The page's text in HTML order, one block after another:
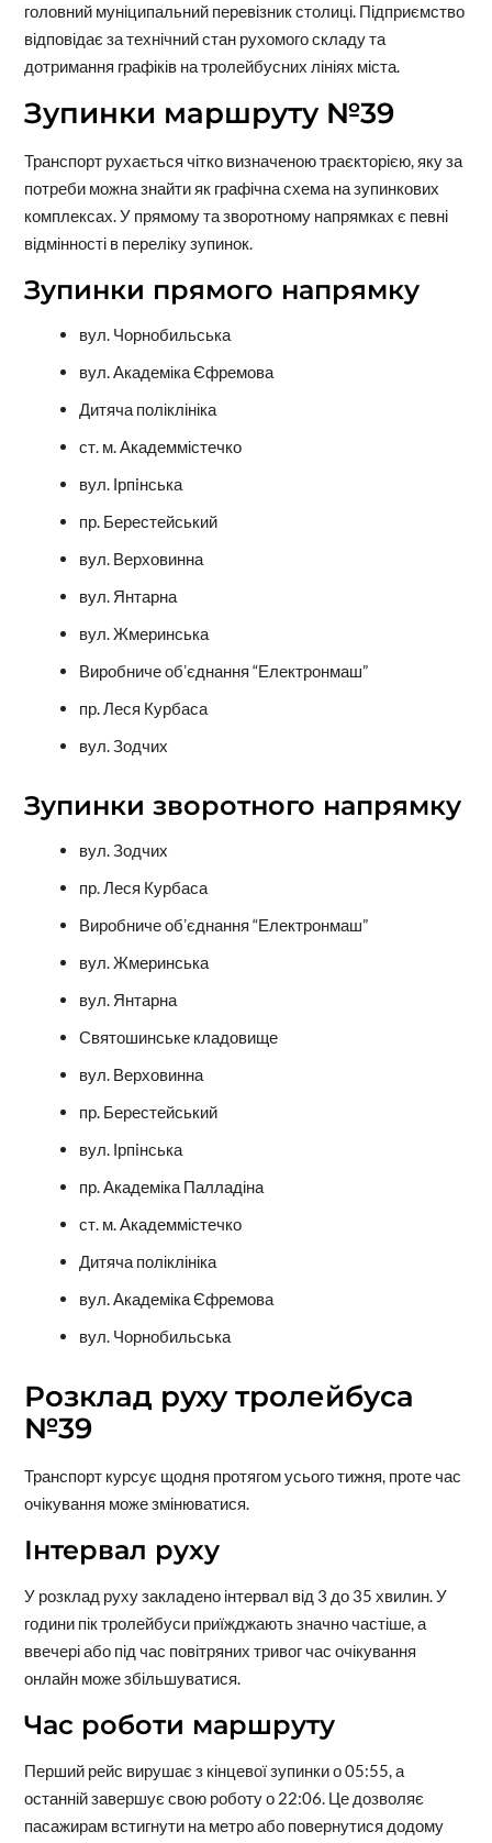
головний муніципальний перевізник столиці. Підприємство
відповідає за технічний стан рухомого складу та
дотримання графіків на тролейбусних лініях міста.
Зупинки маршруту №39
Транспорт рухається чітко визначеною траєкторією, яку за
потреби можна знайти як графічна схема на зупинкових
комплексах. У прямому та зворотному напрямках є певні
відмінності в переліку зупинок.
Зупинки прямого напрямку
вул. Чорнобильська
вул. Академіка Єфремова
Дитяча поліклініка
ст. м. Академмістечко
вул. Ірпiнська
пр. Берестейський
вул. Верховинна
вул. Янтарна
вул. Жмеринська
Виробниче обʼєднання “Електронмаш”
пр. Леся Курбаса
вул. Зодчих
Зупинки зворотного напрямку
вул. Зодчих
пр. Леся Курбаса
Виробниче обʼєднання “Електронмаш”
вул. Жмеринська
вул. Янтарна
Святошинське кладовище
вул. Верховинна
пр. Берестейський
вул. Ірпiнська
пр. Академіка Палладіна
ст. м. Академмістечко
Дитяча поліклініка
вул. Академіка Єфремова
вул. Чорнобильська
Розклад руху тролейбуса
№39
Транспорт курсує щодня протягом усього тижня, проте час
очікування може змінюватися.
Інтервал руху
У розклад руху закладено інтервал від 3 до 35 хвилин. У
години пік тролейбуси приїжджають значно частіше, а
ввечері або під час повітряних тривог час очікування
онлайн може збільшуватися.
Час роботи маршруту
Перший рейс вирушає з кінцевої зупинки о 05:55, а
останній завершує свою роботу о 22:06. Це дозволяє
пасажирам встигнути на метро або повернутися додому